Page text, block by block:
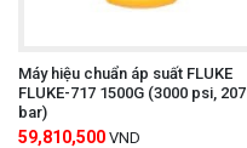
Máy hiệu chuẩn áp suất FLUKE
FLUKE-717 1500G (3000 psi, 207
bar)
59,810,500 VND